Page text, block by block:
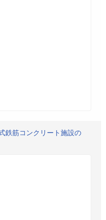
鉄筋コンクリート施設の